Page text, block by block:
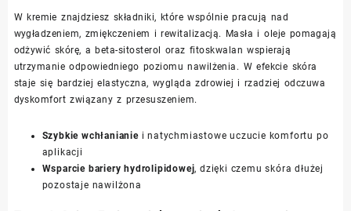
W kremie znajdziesz składniki, które wspólnie pracują nad
wygładzeniem, zmiękczeniem i rewitalizacją. Masła i oleje pomagają
odżywić skórę, a beta-sitosterol oraz fitoskwalan wspierają
utrzymanie odpowiedniego poziomu nawilżenia. W efekcie skóra
staje się bardziej elastyczna, wygląda zdrowiej i rzadziej odczuwa
dyskomfort związany z przesuszeniem.
Szybkie wchłanianiei natychmiastowe uczucie komfortu po
aplikacji
Wsparcie bariery hydrolipidowej, dzięki czemu skóra dłużej
pozostaje nawilżona